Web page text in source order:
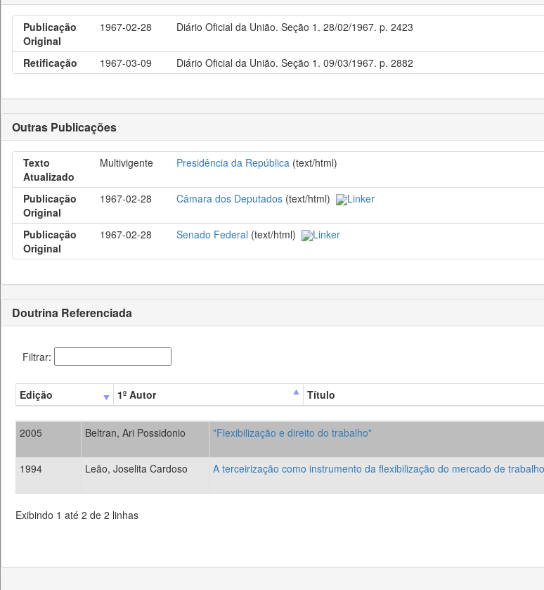
Publicação
Original
1967-02-28 Diário Oficial da União. Seção 1. 28/02/1967. p. 2423
Retificação 1967-03-09 Diário Oficial da União. Seção 1. 09/03/1967. p. 2882
Outras Publicações
Texto
Atualizado
Multivigente Presidência da República (text/html)
Publicação
Original
1967-02-28 Câmara dos Deputados (text/html) Linker
Publicação
Original
1967-02-28 Senado Federal (text/html) Linker
Doutrina Referenciada
Filtrar:
Edição 1º Autor Título
2005 Beltran, Ari Possidonio "Flexibilização e direito do trabalho"
1994
Leão, Joselita Cardoso A terceirização como instrumento da flexibilização do mercado de trabalho
Exibindo 1 até 2 de 2 linhas